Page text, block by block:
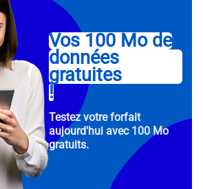
Vos 100 Mo de
données
gratuites
!
Testez votre forfait
aujourd'hui avec 100 Mo
gratuits.